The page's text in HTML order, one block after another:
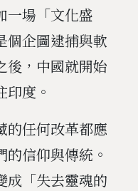
一場「文化盛
個企圖逮捕與軟
後，中國就開始
度。
的任何改革都應
信仰與傳統。
成「失去靈魂的